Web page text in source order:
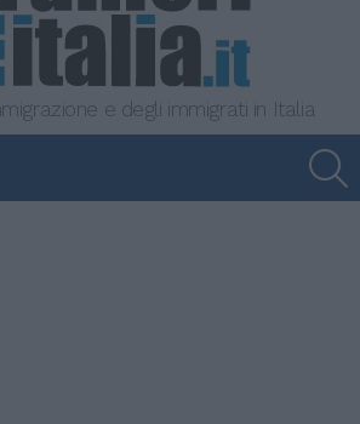
e degli immigrati in Italia